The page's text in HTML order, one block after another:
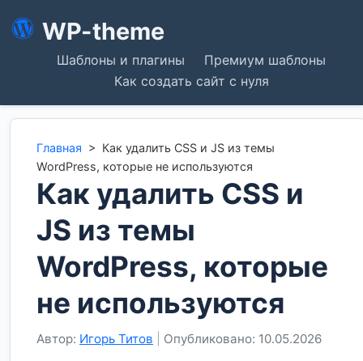
WP-theme
Шаблоны и плагины
Премиум шаблоны
Как создать сайт с нуля
Главная > Как удалить CSS и JS из темы
WordPress, которые не используются
Как удалить CSS и
JS из темы
WordPress, которые
не используются
Автор: Игорь Титов Опубликовано: 10.05.2026